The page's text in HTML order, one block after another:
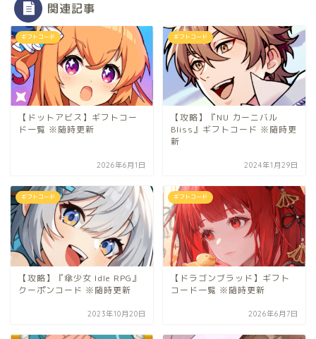
関連記事
ギフトコード
【ドットアビス】ギフトコー
ド一覧 ※随時更新
2026年6月1日
ギフトコード
【攻略】『NU カーニバル
Bliss』ギフトコード ※随時更
新
2024年1月29日
ギフトコード
【攻略】『傘少女 Idle RPG』
クーポンコード ※随時更新
2023年10月20日
ギフトコード
【ドラゴンブラッド】ギフト
コード一覧 ※随時更新
2026年6月7日